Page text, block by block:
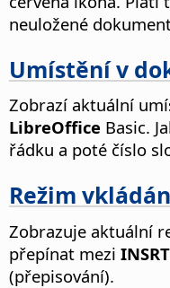
neuložené
Umístění v
Zobrazí aktuální
LibreOffice Basic.
řádku a poté číslo
Režim
Zobrazuje aktuální
přepínat mezi INSRT
(přepisování).